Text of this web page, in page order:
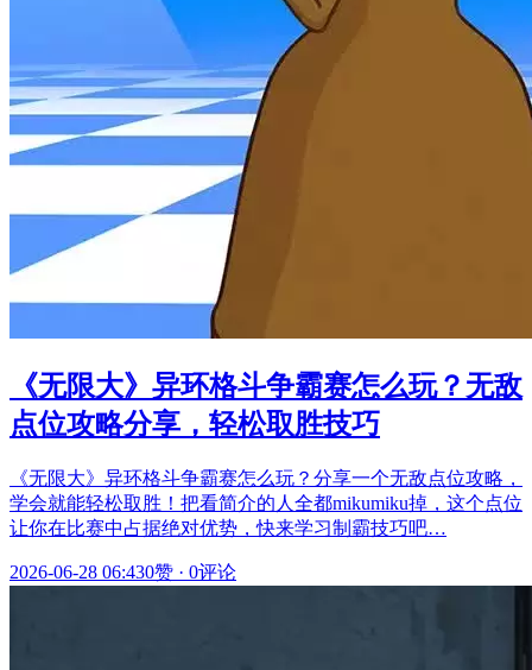
《无限大》异环格斗争霸赛怎么玩？无敌
点位攻略分享，轻松取胜技巧
《无限大》异环格斗争霸赛怎么玩？分享一个无敌点位攻略，
学会就能轻松取胜！把看简介的人全都mikumiku掉，这个点位
让你在比赛中占据绝对优势，快来学习制霸技巧吧…
2026-06-28 06:430赞 · 0评论